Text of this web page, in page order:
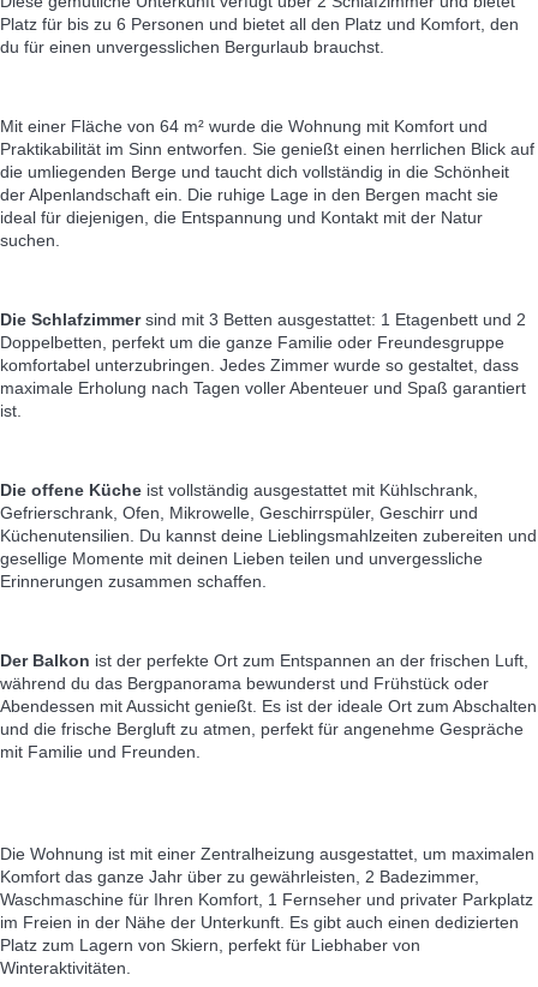
Platz für bis zu 6 Personen und bietet all den Platz und Komfort, den
du für einen unvergesslichen Bergurlaub brauchst.
Mit einer Fläche von 64 m² wurde die Wohnung mit Komfort und
Praktikabilität im Sinn entworfen. Sie genießt einen herrlichen Blick auf
die umliegenden Berge und taucht dich vollständig in die Schönheit
der Alpenlandschaft ein. Die ruhige Lage in den Bergen macht sie
ideal für diejenigen, die Entspannung und Kontakt mit der Natur
suchen.
Die Schlafzimmersind mit 3 Betten ausgestattet: 1 Etagenbett und 2
Doppelbetten, perfekt um die ganze Familie oder Freundesgruppe
komfortabel unterzubringen. Jedes Zimmer wurde so gestaltet, dass
maximale Erholung nach Tagen voller Abenteuer und Spaß garantiert
ist.
Die offene Küche ist vollständig ausgestattet mit Kühlschrank,
Gefrierschrank, Ofen, Mikrowelle, Geschirrspüler, Geschirr und
Küchenutensilien. Du kannst deine Lieblingsmahlzeiten zubereiten und
gesellige Momente mit deinen Lieben teilen und unvergessliche
Erinnerungen zusammen schaffen.
Der Balkon ist der perfekte Ort zum Entspannen an der frischen Luft,
während du das Bergpanorama bewunderst und Frühstück oder
Abendessen mit Aussicht genießt. Es ist der ideale Ort zum Abschalten
und die frische Bergluft zu atmen, perfekt für angenehme Gespräche
mit Familie und Freunden.
Die Wohnung ist mit einer Zentralheizung ausgestattet, um maximalen
Komfort das ganze Jahr über zu gewährleisten, 2 Badezimmer,
Waschmaschine für Ihren Komfort, 1 Fernseher und privater Parkplatz
im Freien in der Nähe der Unterkunft. Es gibt auch einen dedizierten
Platz zum Lagern von Skiern, perfekt für Liebhaber von
Winteraktivitäten.